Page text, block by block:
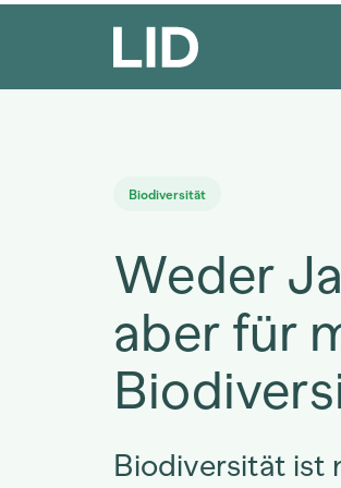
Biodiversität
Weder
aber für
Biodiversität ist